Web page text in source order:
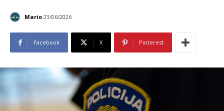
Mario 23/06/2026
Facebook X Pinterest